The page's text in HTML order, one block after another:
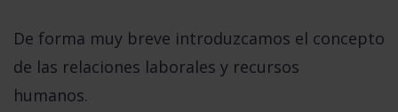
De forma muy breve introduzcamos el concepto
de las relaciones laborales y recursos
humanos.